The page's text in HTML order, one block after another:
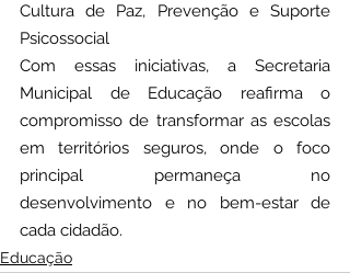
Cultura de Paz, Prevenção e Suporte
Psicossocial
Com essas iniciativas, a Secretaria
Municipal de Educação reafirma o
compromisso de transformar as escolas
em territórios seguros, onde o foco
principal permaneça no
desenvolvimento e no bem-estar de
cada cidadão.
Educação